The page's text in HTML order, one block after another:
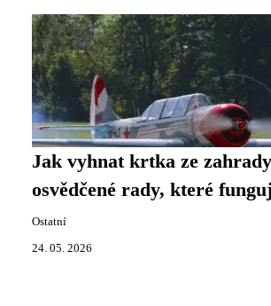
Jak vyhnat krtka ze
osvědčené rady, které
Ostatní
24. 05. 2026